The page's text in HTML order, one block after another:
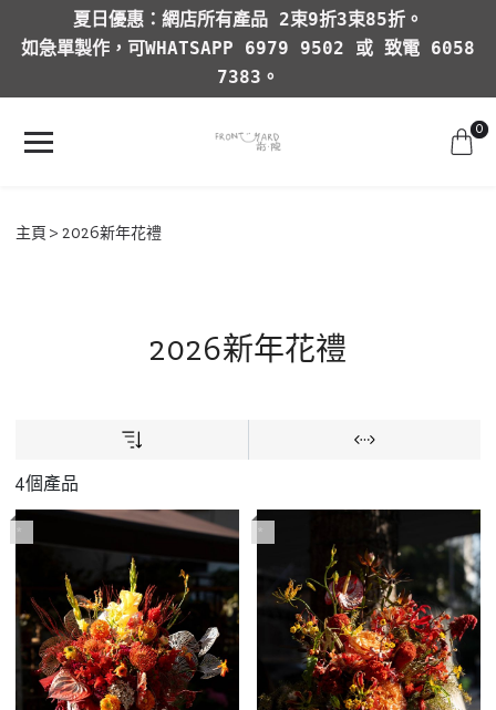
夏日優惠：網店所有產品 2束9折3束85折。
如急單製作，可WHATSAPP 6979 9502 或 致電 6058
7383。
0
主頁 2026新年花禮
2026新年花禮
4個產品